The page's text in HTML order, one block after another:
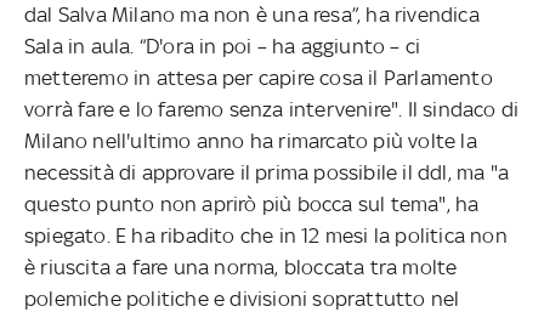
dal Salva Milano ma non è una resa”, ha rivendica
Sala in aula. “D'ora in poi – ha aggiunto – ci
metteremo in attesa per capire cosa il Parlamento
vorrà fare e lo faremo senza intervenire". Il sindaco di
Milano nell'ultimo anno ha rimarcato più volte la
necessità di approvare il prima possibile il ddl, ma "a
questo punto non aprirò più bocca sul tema", ha
spiegato. E ha ribadito che in 12 mesi la politica non
è riuscita a fare una norma, bloccata tra molte
polemiche politiche e divisioni soprattutto nel